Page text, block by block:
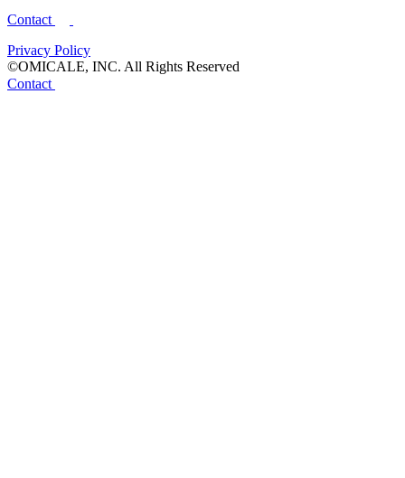
Contact
Privacy Policy
©OMICALE, INC. All Rights Reserved
Contact